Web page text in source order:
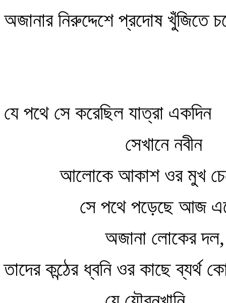
অজানার নিরুদ্দেশে প্রদোষ খুঁজিতে
যে পথে সে করেছিল যাত্রা একদিন
সেখানে নবীন
আলোকে আকাশ ওর মুখ
সে পথে পড়েছে আজ
অজানা লোকের দল,
তাদের কন্ঠের ধ্বনি ওর কাছে ব্যর্থ